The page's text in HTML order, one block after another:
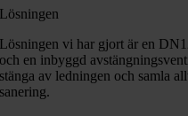
Lösningen
Lösningen vi har gjort är en
och en inbyggd
stänga av ledningen och samla
sanering.